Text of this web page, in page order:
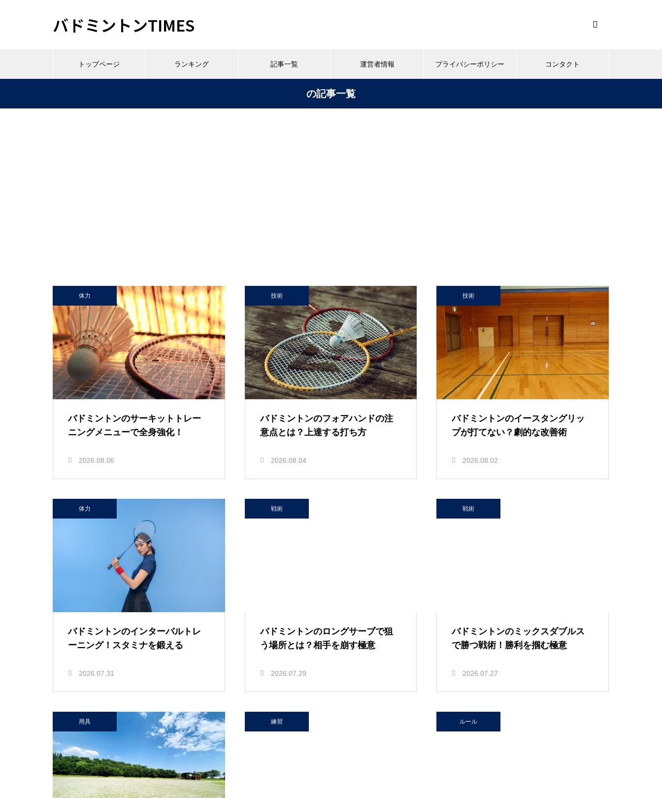
バドミントンTIMES
トップページ ランキング 記事一覧 運営者情報 プライバシーポリシー コンタクト
の記事一覧
体力
バドミントンのサーキットトレー
ニングメニューで全身強化！
2026.08.06
技術
バドミントンのフォアハンドの注
意点とは？上達する打ち方
2026.08.04
技術
バドミントンのイースタングリッ
プが打てない？劇的な改善術
2026.08.02
体力
バドミントンのインターバルトレ
ーニング！スタミナを鍛える
2026.07.31
戦術
バドミントンのロングサーブで狙
う場所とは？相手を崩す極意
2026.07.29
戦術
バドミントンのミックスダブルス
で勝つ戦術！勝利を掴む極意
2026.07.27
用具 練習 ルール